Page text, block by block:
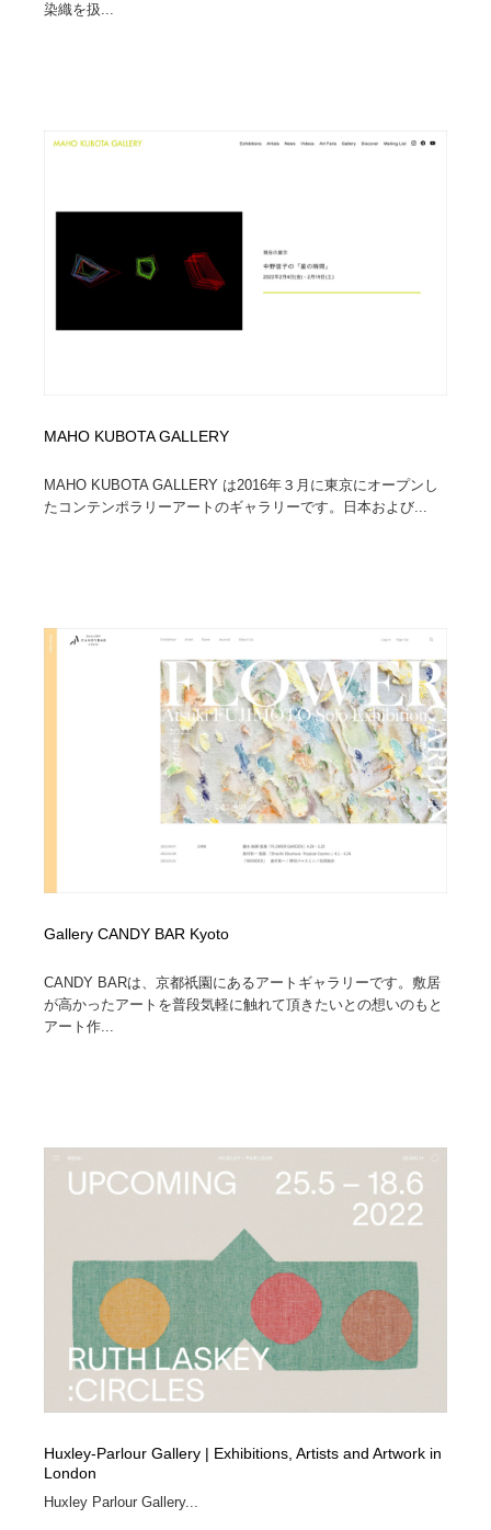
染織を扱...
MAHO KUBOTA GALLERY
MAHO KUBOTA GALLERY は2016年３月に東京にオープンし
たコンテンポラリーアートのギャラリーです。日本および...
Gallery CANDY BAR Kyoto
CANDY BARは、京都祇園にあるアートギャラリーです。敷居
が高かったアートを普段気軽に触れて頂きたいとの想いのもと
アート作...
Huxley-Parlour Gallery | Exhibitions, Artists and Artwork in
London
Huxley Parlour Gallery...